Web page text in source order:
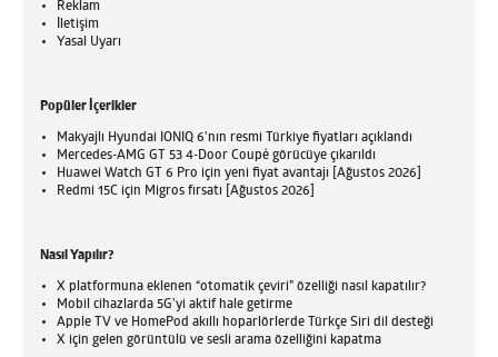
Reklam
İletişim
Yasal Uyarı
Popüler İçerikler
Makyajlı Hyundai IONIQ 6'nın resmi Türkiye fiyatları açıklandı
Mercedes-AMG GT 53 4-Door Coupé görücüye çıkarıldı
Huawei Watch GT 6 Pro için yeni fiyat avantajı [Ağustos 2026]
Redmi 15C için Migros fırsatı [Ağustos 2026]
Nasıl Yapılır?
X platformuna eklenen “otomatik çeviri” özelliği nasıl kapatılır?
Mobil cihazlarda 5G’yi aktif hale getirme
Apple TV ve HomePod akıllı hoparlörlerde Türkçe Siri dil desteği
X için gelen görüntülü ve sesli arama özelliğini kapatma